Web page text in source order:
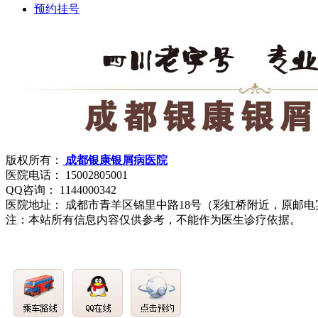
预约挂号
版权所有：
成都银康银屑病医院
医院电话： 15002805001
QQ咨询： 1144000342
医院地址： 成都市青羊区锦里中路18号（彩虹桥附近，原邮
注：本站所有信息内容仅供参考，不能作为医生诊疗依据。